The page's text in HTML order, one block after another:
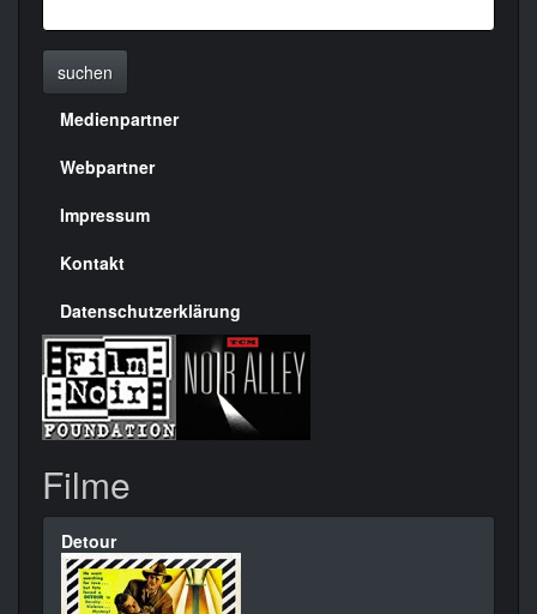
suchen
Menülinks
rechte
Seite
Medienpartner
Webpartner
Impressum
Kontakt
Datenschutzerklärung
Filme
Detour